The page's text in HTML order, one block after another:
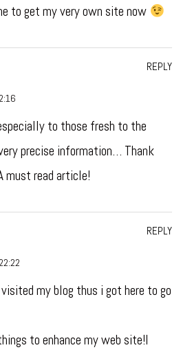
to get my very own site now
to those fresh to the
precise information… Thank
must read article!
REPLY
my blog thus i got here to go
to enhance my web site!I
REPLY